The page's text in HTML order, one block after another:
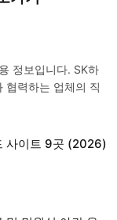
정보입니다. SK하
협력하는 업체의 직
사이트 9곳 (2026)